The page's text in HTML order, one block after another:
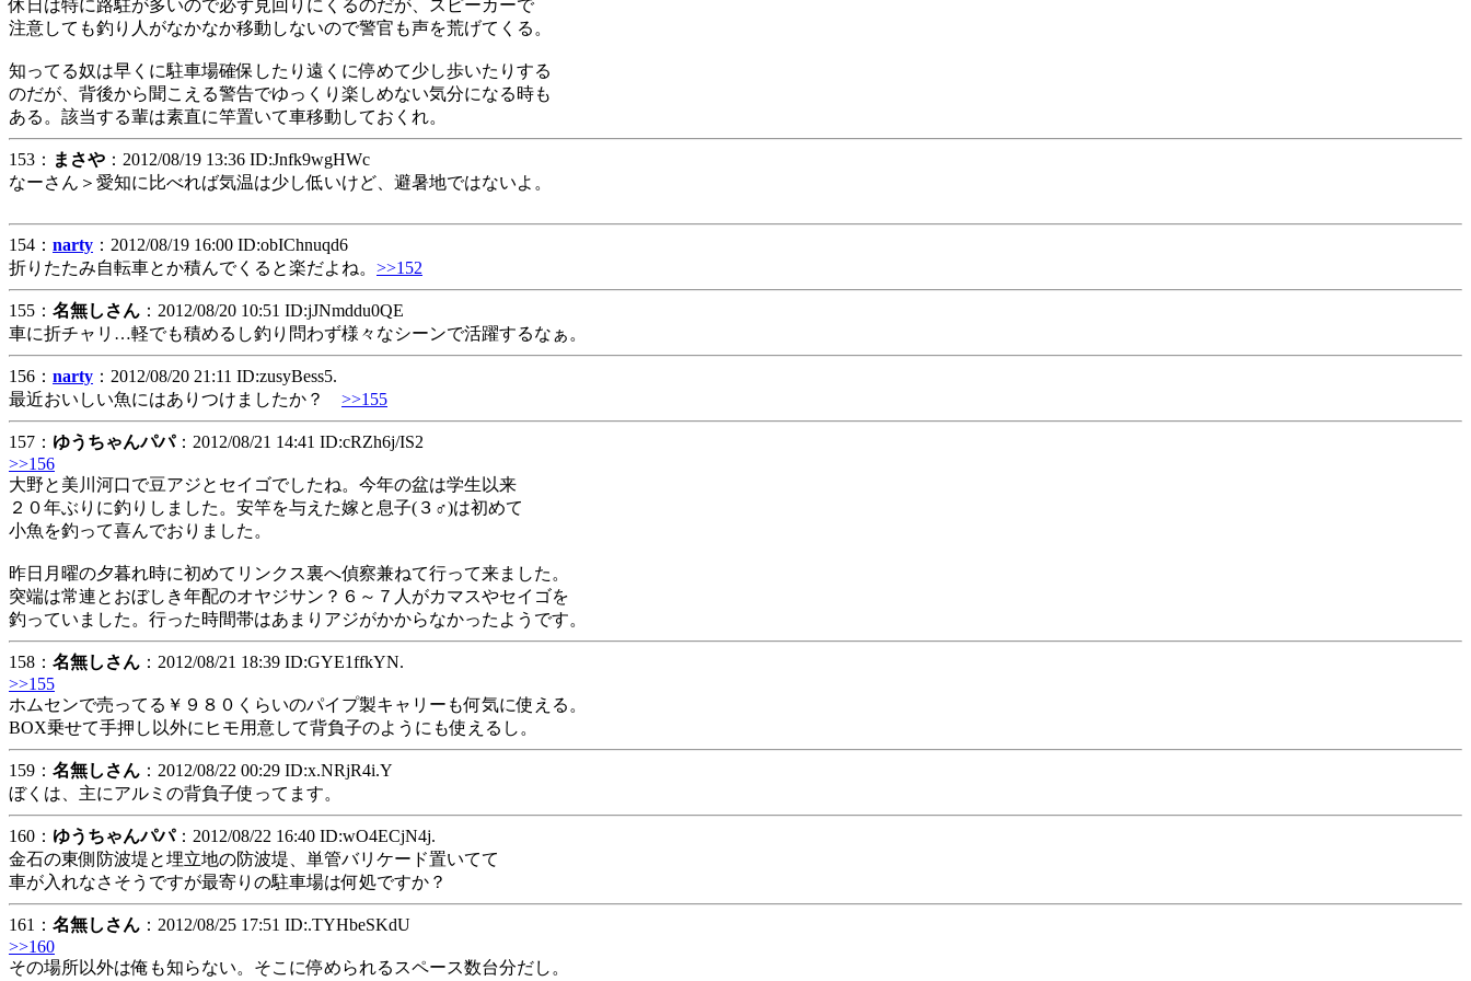
休日は特に路駐が多いので必ず見回りにくるのだが、スピーカーで
注意しても釣り人がなかなか移動しないので警官も声を荒げてくる。
知ってる奴は早くに駐車場確保したり遠くに停めて少し歩いたりする
のだが、背後から聞こえる警告でゆっくり楽しめない気分になる時も
ある。該当する輩は素直に竿置いて車移動しておくれ。
153： まさや ：2012/08/19 13:36 ID:Jnfk9wgHWc
なーさん＞愛知に比べれば気温は少し低いけど、避暑地ではないよ。
154： narty ：2012/08/19 16:00 ID:obIChnuqd6
折りたたみ自転車とか積んでくると楽だよね。 >>152
155： 名無しさん ：2012/08/20 10:51 ID:jJNmddu0QE
車に折チャリ…軽でも積めるし釣り問わず様々なシーンで活躍するなぁ。
156： narty ：2012/08/20 21:11 ID:zusyBess5.
最近おいしい魚にはありつけましたか？ >>155
157： ゆうちゃんパパ：2012/08/21 14:41 ID:cRZh6j/IS2
>>156
大野と美川河口で豆アジとセイゴでしたね。今年の盆は学生以来
２０年ぶりに釣りしました。安竿を与えた嫁と息子(３♂)は初めて
小魚を釣って喜んでおりました。
昨日月曜の夕暮れ時に初めてリンクス裏へ偵察兼ねて行って来ました。
突端は常連とおぼしき年配のオヤジサン？６～７人がカマスやセイゴを
釣っていました。行った時間帯はあまりアジがかからなかったようです。
158： 名無しさん ：2012/08/21 18:39 ID:GYE1ffkYN.
>>155
ホムセンで売ってる￥９８０くらいのパイプ製キャリーも何気に使える。
BOX乗せて手押し以外にヒモ用意して背負子のようにも使えるし。
159： 名無しさん ：2012/08/22 00:29 ID:x.NRjR4i.Y
ぼくは、主にアルミの背負子使ってます。
160： ゆうちゃんパパ：2012/08/22 16:40 ID:wO4ECjN4j.
金石の東側防波堤と埋立地の防波堤、単管バリケード置いてて
車が入れなさそうですが最寄りの駐車場は何処ですか？
161： 名無しさん ：2012/08/25 17:51 ID:.TYHbeSKdU
>>160
その場所以外は俺も知らない。そこに停められるスペース数台分だし。